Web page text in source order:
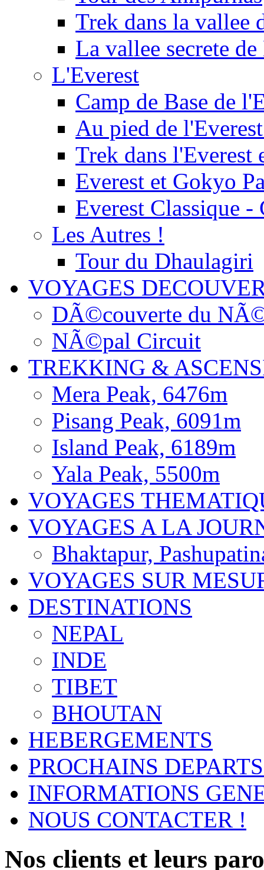
Trek dans la vallee
La vallee secrete
L'Everest
Camp de Base de
Au pied de
Trek dans l'Everest
Everest et Gokyo
Everest Classique
Les Autres !
Tour du Dhaulagiri
VOYAGES
DÃ©couverte du
NÃ©pal Circuit
TREKKING &
Mera Peak, 6476m
Pisang Peak, 6091m
Island Peak, 6189m
Yala Peak, 5500m
VOYAGES
VOYAGES A LA
Bhaktapur,
VOYAGES SUR
DESTINATIONS
NEPAL
INDE
TIBET
BHOUTAN
HEBERGEMENTS
PROCHAINS
INFORMATIONS
NOUS CONTACTER !
Nos clients et leurs